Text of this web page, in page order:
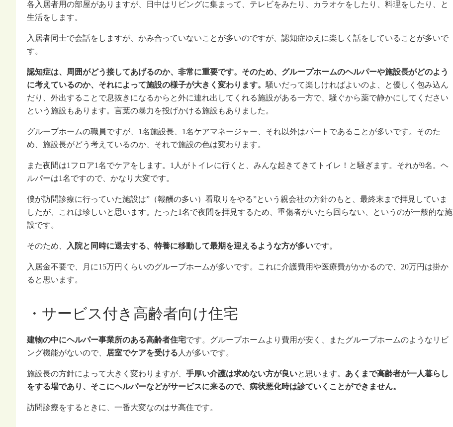
各入居者用の部屋がありますが、日中はリビングに集まって、テレビをみたり、カラオケをしたり、料理をしたり、と
生活をします。
入居者同士で会話をしますが、かみ合っていないことが多いのですが、認知症ゆえに楽しく話をしていることが多いで
す。
認知症は、周囲がどう接してあげるのか、非常に重要です。そのため、グループホームのヘルパーや施設長がどのよう
に考えているのか、それによって施設の様子が大きく変わります。 騒いだって楽しければよいのよ、と優しく包み込ん
だり、外出することで息抜きになるからと外に連れ出してくれる施設がある一方で、騒ぐから薬で静かにしてください
という施設もあります。言葉の暴力を投げかける施設もありました。
グループホームの職員ですが、1名施設長、1名ケアマネージャー、それ以外はパートであることが多いです。そのた
め、施設長がどう考えているのか、それで施設の色は変わります。
また夜間は1フロア1名でケアをします。1人がトイレに行くと、みんな起きてきてトイレ！と騒ぎます。それが9名。ヘ
ルパーは1名ですので、かなり大変です。
僕が訪問診療に行っていた施設は”（報酬の多い）看取りをやる”という親会社の方針のもと、最終末まで拝見していま
したが、これは珍しいと思います。たった1名で夜間を拝見するため、重傷者がいたら回らない、というのが一般的な施
設です。
そのため、 入院と同時に退去する、特養に移動して最期を迎えるような方が多いです。
入居金不要で、月に15万円くらいのグループホームが多いです。これに介護費用や医療費がかかるので、20万円は掛か
ると思います。
・サービス付き高齢者向け住宅
建物の中にヘルパー事業所のある高齢者住宅です。グループホームより費用が安く、またグループホームのようなリビ
ング機能がないので、
居室でケアを受ける 人が多いです。
施設長の方針によって大きく変わりますが、 手厚い介護は求めない方が良いと思います。 あくまで高齢者が一人暮らし
をする場であり、そこにヘルパーなどがサービスに来るので、病状悪化時は診ていくことができません。
訪問診療をするときに、一番大変なのはサ高住です。